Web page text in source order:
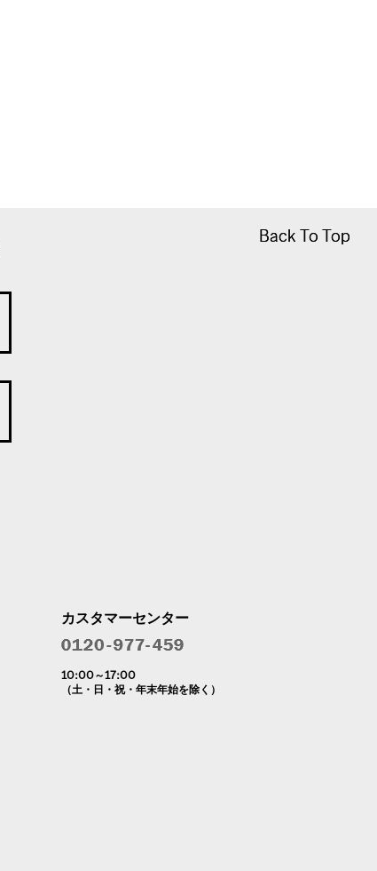
Back To Top
Back To Top
カスタマーセンター
10:00～17:00
（土・日・祝・年末年始を除く）